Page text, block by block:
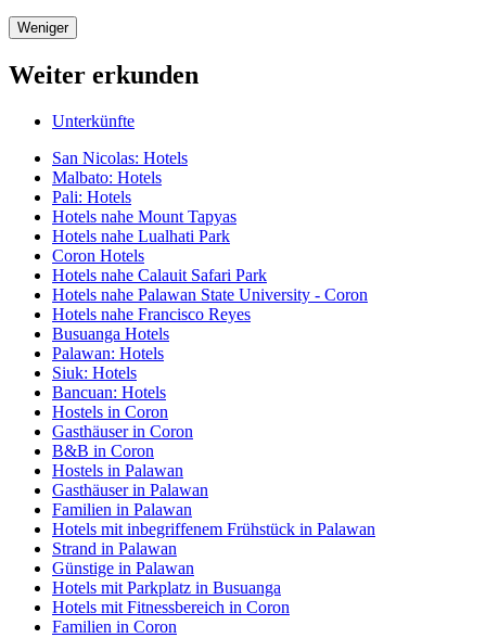
Weniger
Weiter erkunden
Unterkünfte
San Nicolas: Hotels
Malbato: Hotels
Pali: Hotels
Hotels nahe Mount Tapyas
Hotels nahe Lualhati Park
Coron Hotels
Hotels nahe Calauit Safari Park
Hotels nahe Palawan State University - Coron
Hotels nahe Francisco Reyes
Busuanga Hotels
Palawan: Hotels
Siuk: Hotels
Bancuan: Hotels
Hostels in Coron
Gasthäuser in Coron
B&B in Coron
Hostels in Palawan
Gasthäuser in Palawan
Familien in Palawan
Hotels mit inbegriffenem Frühstück in Palawan
Strand in Palawan
Günstige in Palawan
Hotels mit Parkplatz in Busuanga
Hotels mit Fitnessbereich in Coron
Familien in Coron